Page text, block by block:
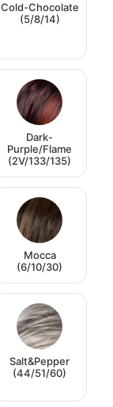
Cold-Chocolate
(5/8/14)
Dark-
Purple/Flame
(2V/133/135)
Mocca
(6/10/30)
Salt&Pepper
(44/51/60)